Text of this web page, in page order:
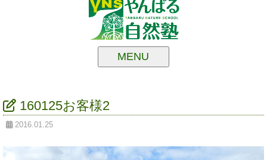
MENU
160125お客様2
2016.01.25